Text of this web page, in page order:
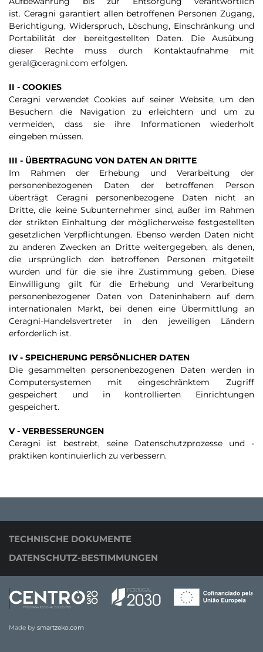
ist. Ceragni garantiert allen betroffenen Personen Zugang,
Berichtigung, Widerspruch, Löschung, Einschränkung und
Portabilität der bereitgestellten Daten. Die Ausübung
dieser Rechte muss durch Kontaktaufnahme mit
geral@ceragni.com erfolgen.
II - COOKIES
Ceragni verwendet Cookies auf seiner Website, um den
Besuchern die Navigation zu erleichtern und um zu
vermeiden, dass sie ihre Informationen wiederholt
eingeben müssen.
III - ÜBERTRAGUNG VON DATEN AN DRITTE
Im Rahmen der Erhebung und Verarbeitung der
personenbezogenen Daten der betroffenen Person
überträgt Ceragni personenbezogene Daten nicht an
Dritte, die keine Subunternehmer sind, außer im Rahmen
der strikten Einhaltung der möglicherweise festgestellten
gesetzlichen Verpflichtungen. Ebenso werden Daten nicht
zu anderen Zwecken an Dritte weitergegeben, als denen,
die ursprünglich den betroffenen Personen mitgeteilt
wurden und für die sie ihre Zustimmung geben. Diese
Einwilligung gilt für die Erhebung und Verarbeitung
personenbezogener Daten von Dateninhabern auf dem
internationalen Markt, bei denen eine Übermittlung an
Ceragni-Handelsvertreter in den jeweiligen Ländern
erforderlich ist.
IV - SPEICHERUNG PERSÖNLICHER DATEN
Die gesammelten personenbezogenen Daten werden in
Computersystemen mit eingeschränktem Zugriff
gespeichert und in kontrollierten Einrichtungen
gespeichert.
V - VERBESSERUNGEN
Ceragni ist bestrebt, seine Datenschutzprozesse und -
praktiken kontinuierlich zu verbessern.
TECHNISCHE DOKUMENTE
DATENSCHUTZ-BESTIMMUNGEN
Made by smartzeko.com